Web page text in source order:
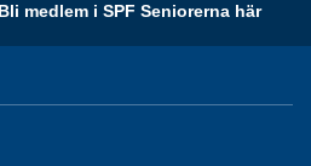
Bli medlem i SPF Seniorerna här